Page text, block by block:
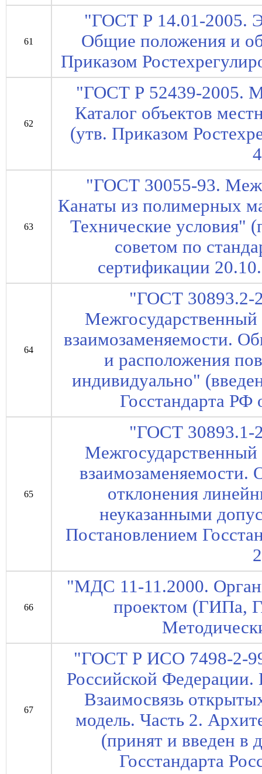
61
"ГОСТ Р 14.01-2005.
Общие положения и
Приказом
62
"ГОСТ Р 52439-2005.
Каталог объектов
(утв. Приказом
63
"ГОСТ 30055-93.
Канаты из полимерных
Технические условия"
советом по
сертификации
64
"ГОСТ 30893.2-
взаимозаменяемости.
и расположения
индивидуально"
Госстандарта РФ
65
"ГОСТ 30893.1-
отклонения
неуказанными
Постановлением
66
"МДС 11-11.2000.
проектом (ГИПа,
67
"ГОСТ Р ИСО 7498-2-
Российской
Взаимосвязь
модель. Часть 2.
(принят и введен в
Госстандарта